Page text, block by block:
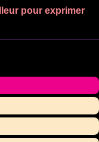
pour exprimer